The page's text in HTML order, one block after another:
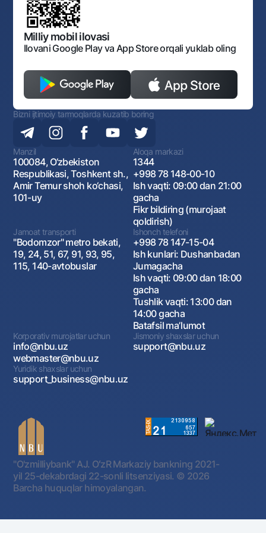
Bankining ish tartibi va rejimi
Ochiq ma'lumotlar
Monopoliyaga qarshi komplaens
Milliy mobil ilovasi
Ilovani Google Play va App Store orqali yuklab oling
Bizni ijtimoiy tarmoqlarda kuzatib boring
Manzil
100084, O‘zbekiston
Respublikasi, Toshkent sh.,
Amir Temur shoh ko‘chasi,
101-uy
Aloqa markazi
1344
+998 78 148-00-10
Ish vaqti: 09:00 dan 21:00
gacha
Fikr bildiring (murojaat
qoldirish)
Jamoat transporti
"Bodomzor" metro bekati,
19, 24, 51, 67, 91, 93, 95,
115, 140-avtobuslar
Ishonch telefoni
+998 78 147-15-04
Ish kunlari: Dushanbadan
Jumagacha
Ish vaqti: 09:00 dan 18:00
gacha
Tushlik vaqti: 13:00 dan
14:00 gacha
Batafsil maʼlumot
Korporativ murojatlar uchun
info@nbu.uz
webmaster@nbu.uz
Jismoniy shaxslar uchun
support@nbu.uz
Yuridik shaxslar uchun
support_business@nbu.uz
"O'zmilliybank" AJ. OʻzR Markaziy bankning 2021-
yil 25-dekabrdagi 22-sonli litsenziyasi. © 2026
Barcha huquqlar himoyalangan.